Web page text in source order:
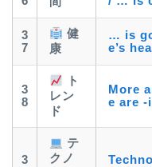
3
7
健
康
… is
e’s
3
8
ト
レン
ド
More
e are
3
テ
クノ